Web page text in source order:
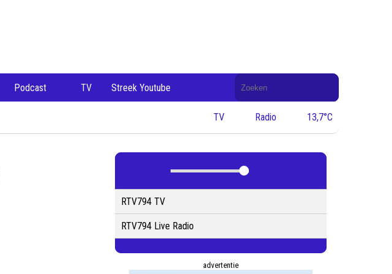
Podcast TV Streek Youtube
Doorzoek
de
website
TV Radio 13,7°C
RTV794 TV
RTV794 Live Radio
advertentie